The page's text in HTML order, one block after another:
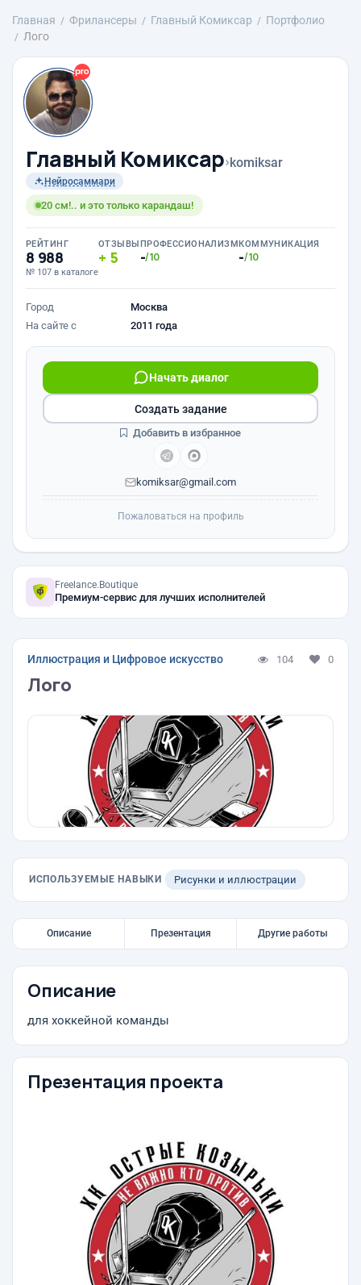
Главная Фрилансеры Главный Комиксар
Портфолио
Лого
Главный Комиксар›komiksar
Нейросаммари
20 см!.. и это только карандаш!
РЕЙТИНГ
8 988
№ 107 в каталоге
ОТЗЫВЫ
5
ПРОФЕССИОНАЛИЗМ
-/10
КОММУНИКАЦИЯ
-/10
Город
Москва
На сайте с
2011 года
Начать диалог
komiksar@gmail.com
Создать задание
Добавить в избранное
Пожаловаться на профиль
Freelance.Boutique
Премиум-сервис для лучших исполнителей
Иллюстрация и Цифровое искусство 104 0
Лого
ИСПОЛЬЗУЕМЫЕ НАВЫКИ Рисунки и иллюстрации
Описание Презентация Другие работы
Описание
для хоккейной команды
Презентация проекта